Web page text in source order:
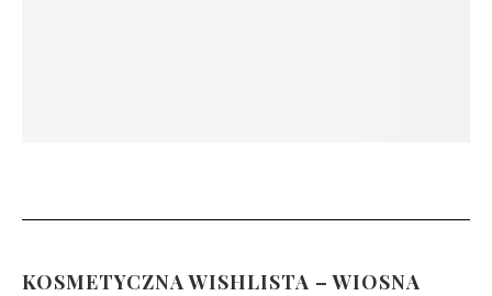
KOSMETYCZNA WISHLISTA – WIOSNA